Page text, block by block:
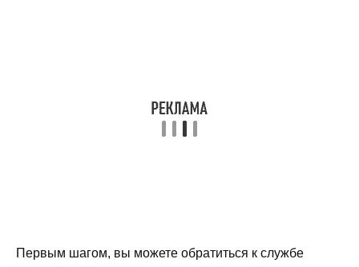
Первым шагом, вы можете обратиться к службе